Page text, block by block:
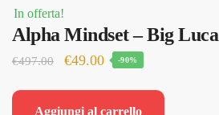
In offerta!
Alpha Mindset – Big Luca
€497.00
Il
originale
€49.00Il
attuale
-90%
Aggiungi al carrello